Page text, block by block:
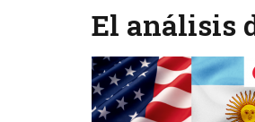
Ámbito
Financiero
El análisis